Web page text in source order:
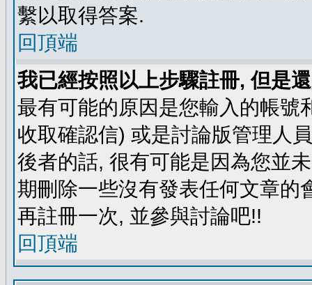
繫以取得答案.
回頂端
我已經按照以上步驟註冊, 但是
最有可能的原因是您輸入的帳號
收取確認信) 或是討論版管理人
後者的話, 很有可能是因為您並
期刪除一些沒有發表任何文章的
再註冊一次, 並參與討論吧!!
回頂端